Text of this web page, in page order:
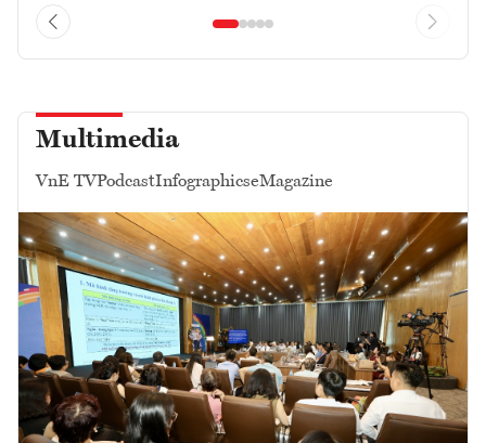
Multimedia
VnE TVPodcastInfographicseMagazine